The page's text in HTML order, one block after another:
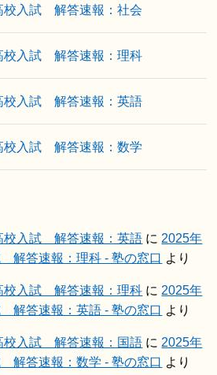
校入試 解答速報：社会
校入試 解答速報：理科
校入試 解答速報：英語
校入試 解答速報：数学
校入試 解答速報：英語 に 2025年
解答速報：理科 - 塾の窓口 より
校入試 解答速報：理科 に 2025年
解答速報：英語 - 塾の窓口 より
校入試 解答速報：国語 に 2025年
解答速報：数学 - 塾の窓口 より